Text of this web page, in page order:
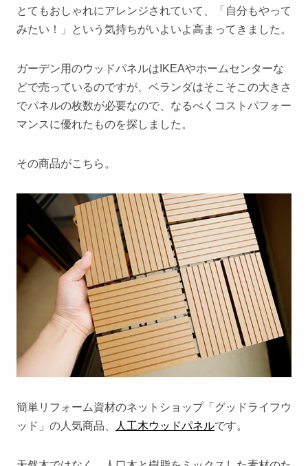
とてもおしゃれにアレンジされていて、「自分もやって
みたい！」という気持ちがいよいよ高まってきました。
ガーデン用のウッドパネルはIKEAやホームセンターな
どで売っているのですが、ベランダはそこそこの大きさ
でパネルの枚数が必要なので、なるべくコストパフォー
マンスに優れたものを探しました。
その商品がこちら。
簡単リフォーム資材のネットショップ「グッドライフウ
ッド」の人気商品、
人工木ウッドパネルです。